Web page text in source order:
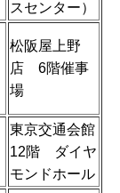
スセンター）
松阪屋上野
店 6階催事
場
東京交通会館
12階 ダイヤ
モンドホール